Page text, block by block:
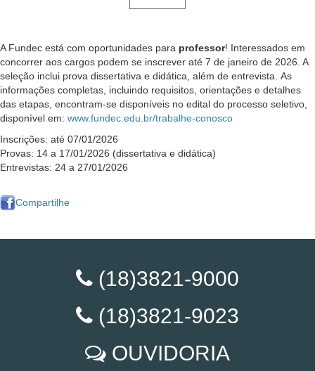
A Fundec está com oportunidades para professor! Interessados em
concorrer aos cargos podem se inscrever até 7 de janeiro de 2026. A
seleção inclui prova dissertativa e didática, além de entrevista. As
informações completas, incluindo requisitos, orientações e detalhes
das etapas, encontram-se disponíveis no edital do processo seletivo,
disponível em: www.fundec.edu.br/trabalhe-conosco
Inscrições: até 07/01/2026
Provas: 14 a 17/01/2026 (dissertativa e didática)
Entrevistas: 24 a 27/01/2026
Compartilhe
(18)3821-9000
(18)3821-9023
OUVIDORIA